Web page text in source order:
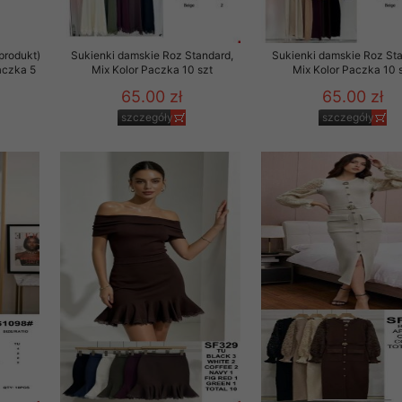
5
Sukienki damskie Roz Standard,
Mix Kolor Paczka 10 szt
65.00 zł
szczegóły
Sukienki damskie Roz
Mix Kolor Paczka 10
65.00 zł
szczegóły
zgodę. Dotyczy to w
przez nas linka
i nowościach w
danych